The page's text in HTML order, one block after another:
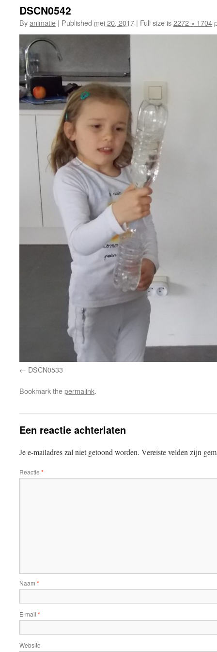
DSCN0542
Byanimatie | Published mei 20, 2017 | Full size is2272 × 1704
DSCN0533
Bookmark thepermalink.
Een reactie achterlaten
Je e-mailadres zal niet getoond worden. Vereiste velden zijn
Reactie *
Naam *
E-mail *
Website